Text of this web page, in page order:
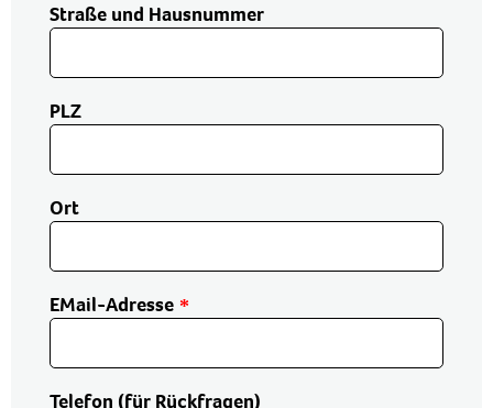
Straße und Hausnummer
PLZ
Ort
EMail-Adresse
Telefon (für Rückfragen)